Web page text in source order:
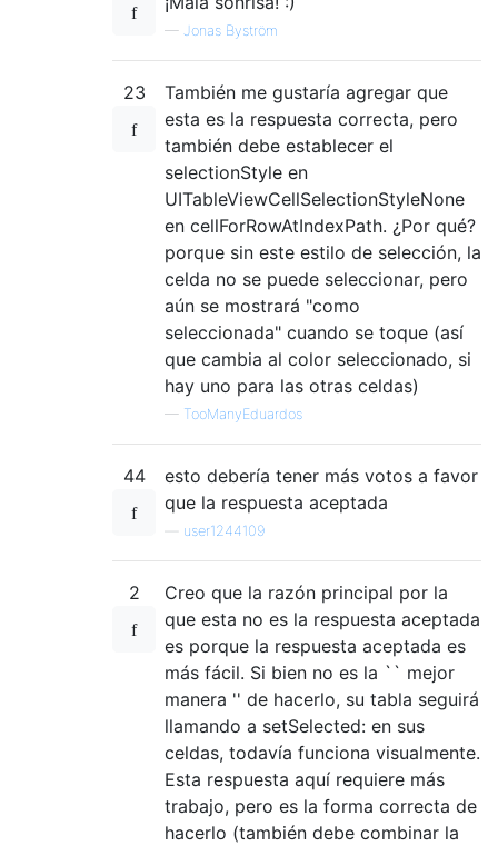
— Jonas Byström
23
También me gustaría agregar que
esta es la respuesta correcta, pero
también debe establecer el
selectionStyle en
UITableViewCellSelectionStyleNone
en cellForRowAtIndexPath. ¿Por qué?
porque sin este estilo de selección, la
celda no se puede seleccionar, pero
aún se mostrará "como
seleccionada" cuando se toque (así
que cambia al color seleccionado, si
hay uno para las otras celdas)
— TooManyEduardos
44
esto debería tener más votos a favor
que la respuesta aceptada
user1244109
2
Creo que la razón principal por la
que esta no es la respuesta aceptada
es porque la respuesta aceptada es
más fácil. Si bien no es la `` mejor
manera '' de hacerlo, su tabla seguirá
llamando a setSelected: en sus
celdas, todavía funciona visualmente.
Esta respuesta aquí requiere más
trabajo, pero es la forma correcta de
hacerlo (también debe combinar la